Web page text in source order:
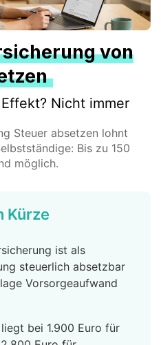
von
Nicht immer
Steuer absetzen lohnt
Bis zu 150
möglich.
Kürze
ist als
steuerlich absetzbar
Vorsorgeaufwand
bei 1.900 Euro für